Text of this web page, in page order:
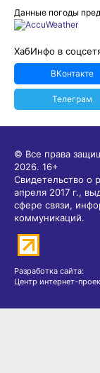
Данные погоды
ХабИнфо в
ВКонтакте
Телеграм
© Все права
2026. 16+
Свидетельство
апреля 2017 г.,
сфере связи,
коммуникаций.
Разработка сайта:
Центр интернет-